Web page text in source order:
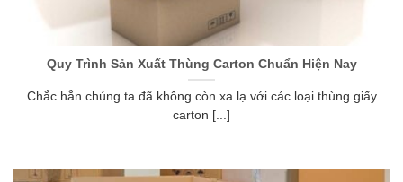
Quy Trình Sản Xuất Thùng Carton Chuẩn Hiện Nay
Chắc hẳn chúng ta đã không còn xa lạ với các loại thùng giấy
carton [...]